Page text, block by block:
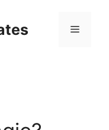
Menu